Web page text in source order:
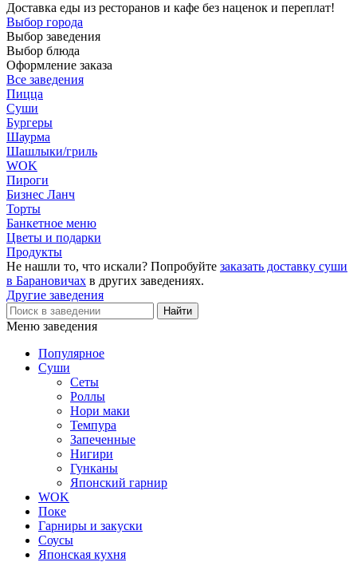
Доставка еды из ресторанов и кафе без наценок и переплат!
Выбор города
Выбор заведения
Выбор блюда
Оформление заказа
Все заведения
Пицца
Суши
Бургеры
Шаурма
Шашлыки/гриль
WOK
Пироги
Бизнес Ланч
Торты
Банкетное меню
Цветы и подарки
Продукты
Не нашли то, что искали? Попробуйте заказать доставку суши
в Барановичах в других заведениях.
Другие заведения
Меню заведения
Популярное
Суши
Сеты
Роллы
Нори маки
Темпура
Запеченные
Нигири
Гунканы
Японский гарнир
WOK
Поке
Гарниры и закуски
Соусы
Японская кухня